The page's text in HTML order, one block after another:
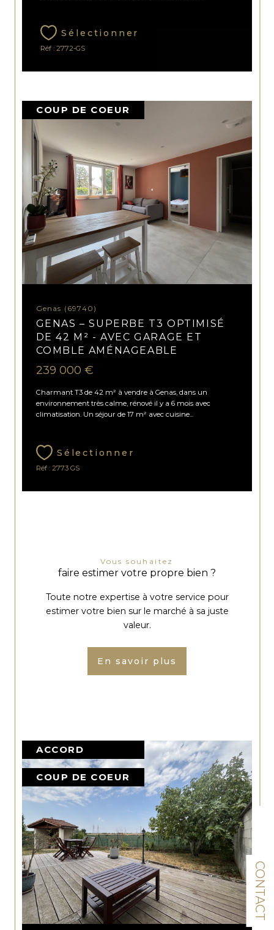
CONTACT
Sélectionner
Réf : 2772-GS
Genas (69740)
GENAS – SUPERBE T3 OPTIMISÉ
DE 42 M² - AVEC GARAGE ET
COMBLE AMÉNAGEABLE
239 000 €
Charmant T3 de 42 m² à vendre à Genas, dans un
environnement très calme, rénové il y a 6 mois avec
climatisation. Un séjour de 17 m² avec cuisine...
Sélectionner
Réf : 2773 GS
COUP DE COEUR
Vous souhaitez
faire estimer votre propre bien ?
Toute notre expertise à votre service pour
estimer votre bien sur le marché à sa juste
valeur.
En savoir plus
ACCORD
COUP DE COEUR